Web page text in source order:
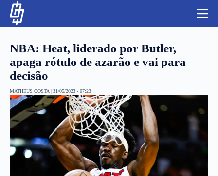
LUTAS E MMA
NFL
MLS
APOSTAS LEGAL
NBA: Heat, liderado por Butler,
apaga rótulo de azarão e vai para
decisão
MATHEUS COSTA | 31/05/2023 - 07:23